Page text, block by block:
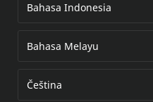
Bahasa Indonesia
Bahasa Melayu
Čeština